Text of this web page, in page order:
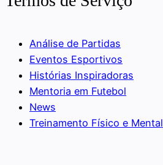
Análise de Partidas
Eventos Esportivos
Histórias Inspiradoras
Mentoria em Futebol
News
Treinamento Físico e Mental